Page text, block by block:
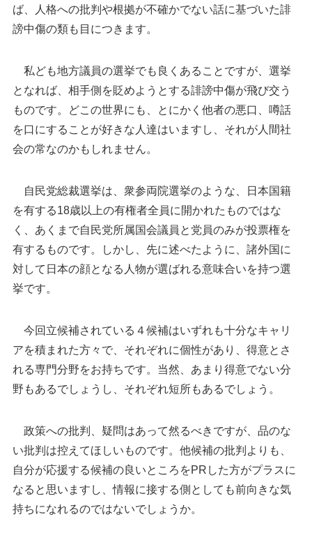
ば、人格への批判や根拠が不確かでない話に基づいた誹
謗中傷の類も目につきます。
私ども地方議員の選挙でも良くあることですが、選挙
となれば、相手側を貶めようとする誹謗中傷が飛び交う
ものです。
どこの世界にも、とにかく他者の悪口、噂話
を口にすることが好きな人達はいますし、それが人間社
会の常なのかもしれません。
自民党総裁選挙は、衆参両院選挙のような、日本国籍
を有する18歳以上の有権者全員に開かれたものではな
く、あくまで自民党所属国会議員と党員のみが投票権を
有するものです。しかし、先に述べたように、諸外国に
対して日本の顔となる人物が選ばれる意味合いを持つ選
挙です。
今回立候補されている４候補はいずれも十分なキャリ
アを積まれた方々で、それぞれに個性があり、得意とさ
れる専門分野をお持ちです。当然、あまり得意でない分
野もあるでしょうし、それぞれ短所もあるでしょう。
政策への批判、疑問はあって然るべきですが、品のな
い批判は控えてほしいものです。 他候補の批判よりも、
自分が応援する候補の良いところをPRした方がプラスに
なると思いますし、情報に接する側としても前向きな気
持ちになれるのではないでしょうか。